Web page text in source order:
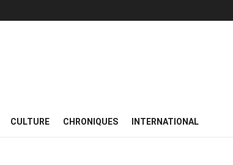
CULTURE CHRONIQUES INTERNATIONAL